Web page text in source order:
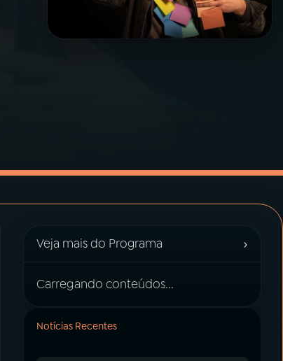
Veja mais do Programa ›
Carregando conteúdos...
Notícias Recentes